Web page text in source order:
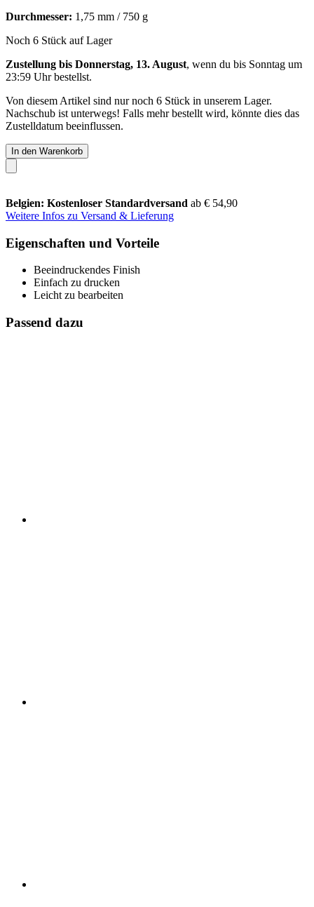
Durchmesser: 1,75 mm / 750 g
Noch 6 Stück auf Lager
Zustellung bis Donnerstag, 13. August, wenn du bis Sonntag um
23:59 Uhrbestellst.
Von diesem Artikel sind nur noch 6 Stück in unserem Lager.
Nachschub ist unterwegs! Falls mehr bestellt wird, könnte dies das
Zustelldatum beeinflussen.
In den Warenkorb
Belgien: Kostenloser Standardversand ab € 54,90
Weitere Infos zu Versand & Lieferung
Eigenschaften und Vorteile
Beeindruckendes Finish
Einfach zu drucken
Leicht zu bearbeiten
Passend dazu